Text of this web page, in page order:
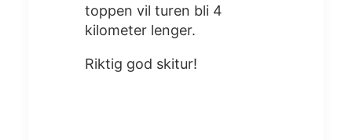
toppen vil turen bli 4
kilometer lenger.
Riktig god skitur!